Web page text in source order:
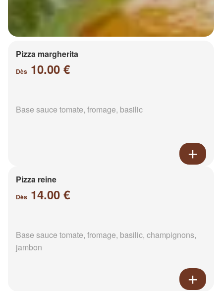
Pizza margherita
Dès 10.00 €
Base sauce tomate, fromage, basilic
Pizza reine
Dès 14.00 €
Base sauce tomate, fromage, basilic, champignons,
jambon